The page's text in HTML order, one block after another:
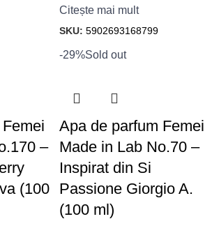
Citește mai mult
SKU: 5902693168799
–
(100
-29%Sold out
Apa de parfum Femei
Made in Lab No.70 –
Inspirat din Si
Passione Giorgio A.
(100 ml)